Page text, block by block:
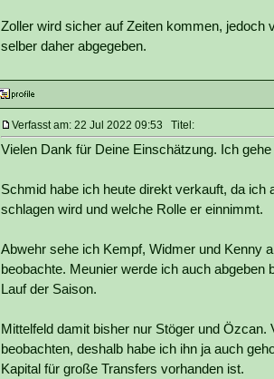
Zoller wird sicher auf Zeiten kommen,
selber daher abgegeben.
Verfasst am: 22 Jul 2022 09:53 Titel:
Vielen Dank für Deine Einschätzung. Ich
Schmid habe ich heute direkt verkauft, da
schlagen wird und welche Rolle er einnimmt.
Abwehr sehe ich Kempf, Widmer und Kenny
beobachte. Meunier werde ich auch
Lauf der Saison.
Mittelfeld damit bisher nur Stöger und
beobachten, deshalb habe ich ihn ja auch
Kapital für große Transfers vorhanden ist.